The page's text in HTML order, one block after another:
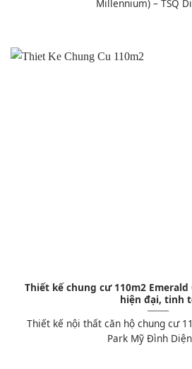
Millennium) – TSQ
Thiết kế chung cư 110m2
hiện đại, tinh
Thiết kế nội thất căn hộ chung cư
Park Mỹ Đình